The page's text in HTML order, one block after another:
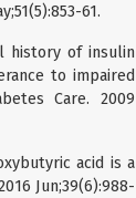
61.
history of insulin
to impaired
Care. 2009
acid is a
Jun;39(6):988-